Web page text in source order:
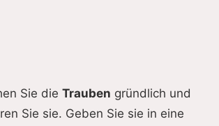
Sie die Trauben gründlich und
Sie sie. Geben Sie sie in eine